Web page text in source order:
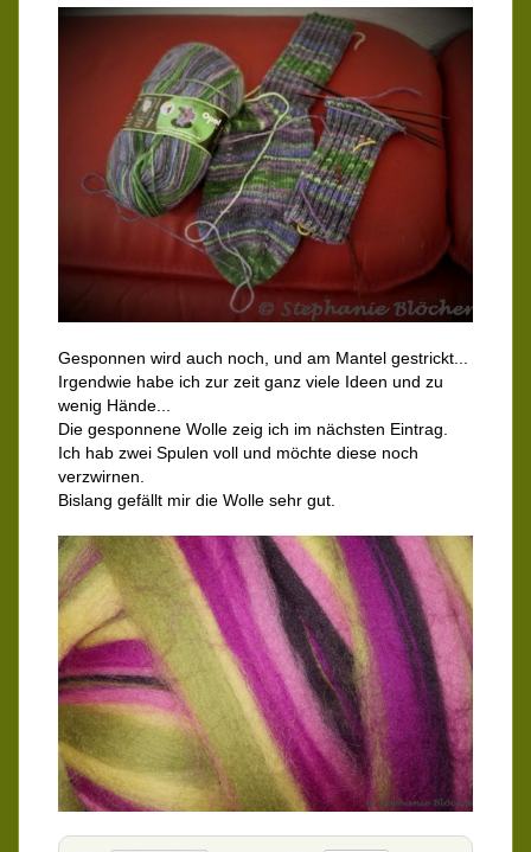
Gesponnen wird auch noch, und am Mantel gestrickt...
Irgendwie habe ich zur zeit ganz viele Ideen und zu
wenig Hände...
Die gesponnene Wolle zeig ich im nächsten Eintrag.
Ich hab zwei Spulen voll und möchte diese noch
verzwirnen.
Bislang gefällt mir die Wolle sehr gut.